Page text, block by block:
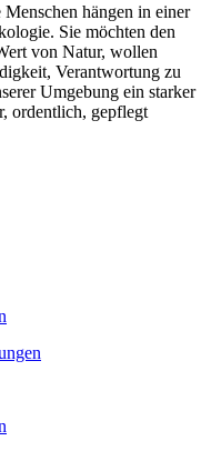
hängen in einer
Sie möchten den
von Natur, wollen
Verantwortung zu
Umgebung ein starker
ordentlich, gepflegt